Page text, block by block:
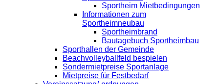
Sportheim Mietbedingungen
Informationen zum
Sportheimneubau
Sportheimbrand
Bautagebuch Sportheimbau
Sporthallen der Gemeinde
Beachvolleyballfeld bespielen
Sondermietpreise Sportanlage
Mietpreise für Festbedarf